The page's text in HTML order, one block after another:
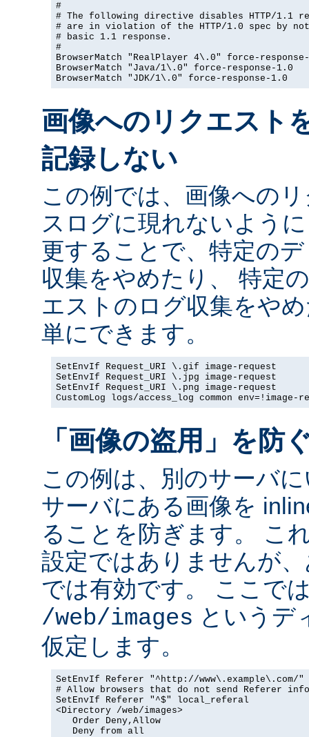
#
# The following directive disables HTTP/1.1
# are in violation of the HTTP/1.0 spec by
# basic 1.1 response.
#
BrowserMatch "RealPlayer 4\.0" force-
BrowserMatch "Java/1\.0" force-response-1.0
BrowserMatch "JDK/1\.0" force-response-1.0
画像へのリクエスト
記録しない
この例では、画像への
スログに現れないよう
更することで、特定の
収集をやめたり、 特定
エストのログ収集をや
単にできます。
SetEnvIf Request_URI \.gif image-request
SetEnvIf Request_URI \.jpg image-request
SetEnvIf Request_URI \.png image-request
CustomLog logs/access_log common env=!image-
「画像の盗用」を防
この例は、別のサーバ
サーバにある画像を
ることを防ぎます。 こ
設定ではありませんが
では有効です。 ここで
/web/images というデ
仮定します。
SetEnvIf Referer "^http://
# Allow browsers that do not send Referer info
SetEnvIf Referer "^$" local_referal
<Directory /web/images>
   Order Deny,Allow
   Deny from all